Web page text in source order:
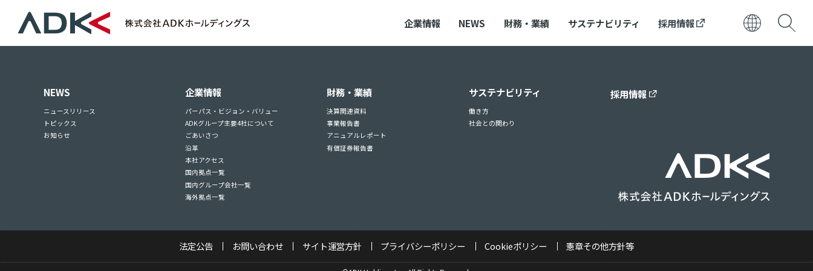
企業情報 NEWS 財務・業績 サステナビリティ 採用情報
NEWS
ニュースリリース
トピックス
お知らせ
企業情報
パーパス・ビジョン・バリュー
ADKグループ主要4社について
ごあいさつ
沿革
本社アクセス
国内拠点一覧
国内グループ会社一覧
海外拠点一覧
財務・業績
決算関連資料
事業報告書
アニュアルレポート
有価証券報告書
サステナビリティ
働き方
社会との関わり
採用情報
法定公告 お問い合わせ サイト運営方針 プライバシーポリシー Cookieポリシー 憲章その他方針等